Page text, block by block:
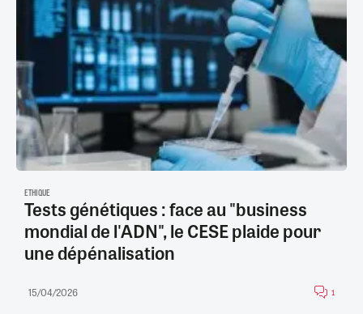
ETHIQUE
Tests génétiques : face au "business
mondial de l'ADN", le CESE plaide pour
une dépénalisation
15/04/2026 1